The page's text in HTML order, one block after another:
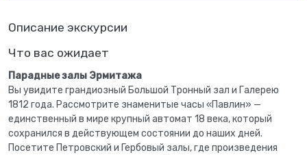
Описание экскурсии
Что вас ожидает
Парадные залы Эрмитажа
Вы увидите грандиозный Большой Тронный зал и Галерею
1812 года. Рассмотрите знаменитые часы «Павлин» —
единственный в мире крупный автомат 18 века, который
сохранился в действующем состоянии до наших дней.
Посетите Петровский и Гербовый залы, где произведения